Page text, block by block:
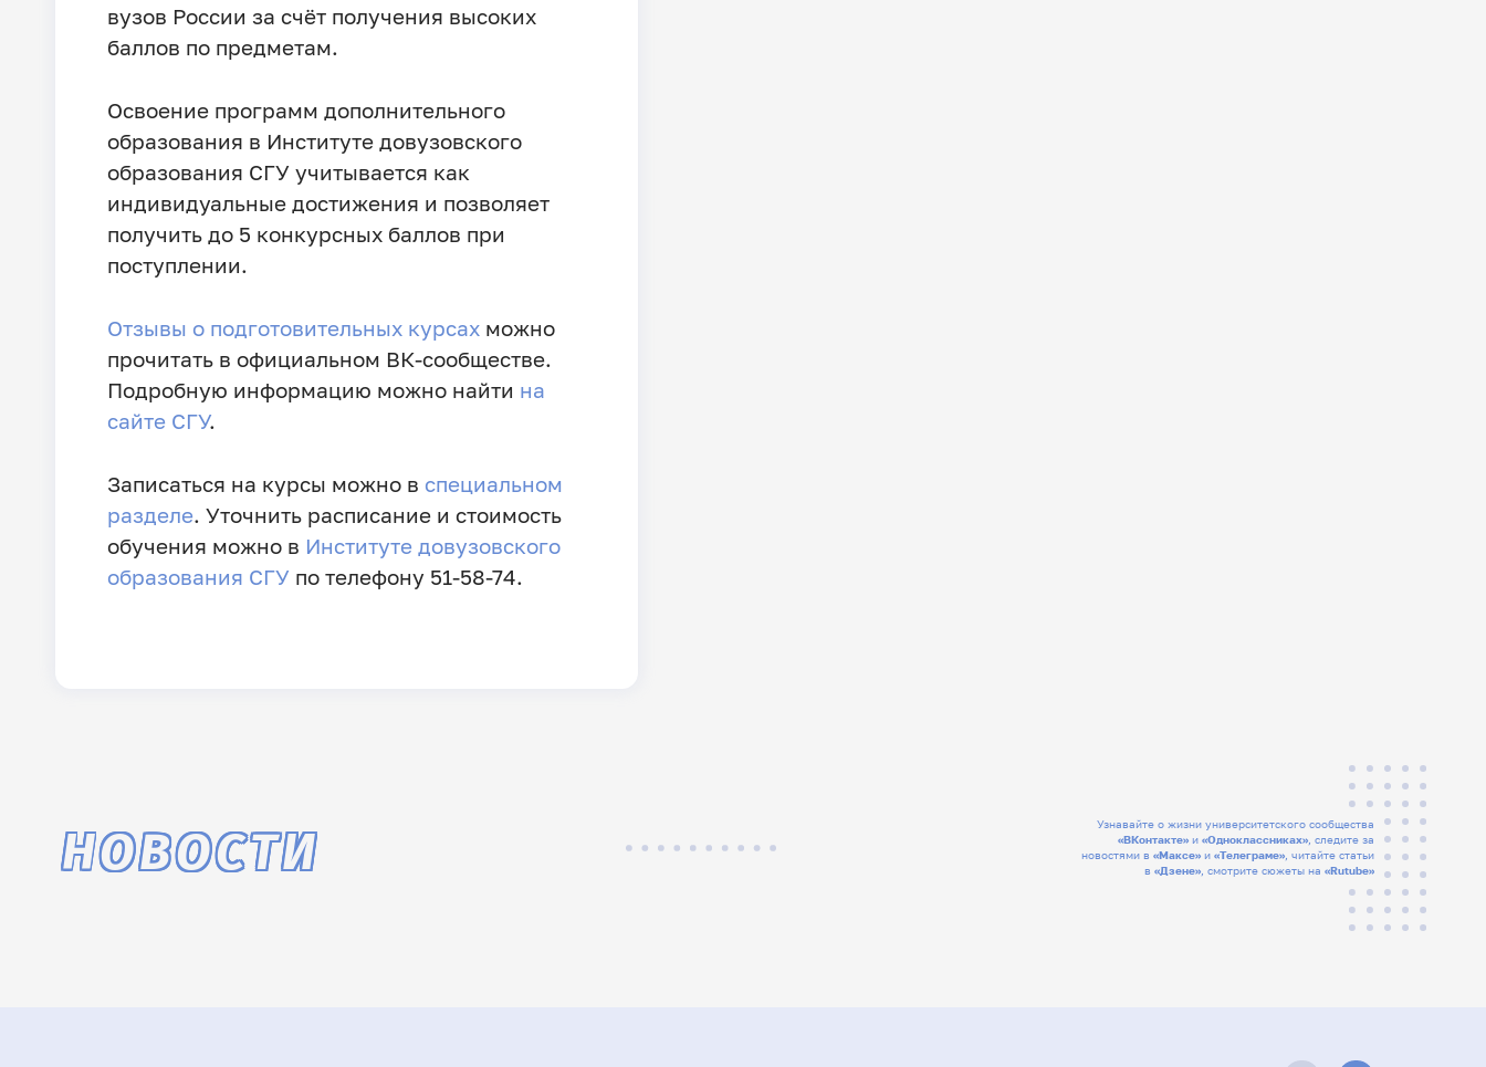
вузов России за счёт получения высоких
баллов по предметам.
Освоение программ дополнительного
образования в Институте довузовского
образования СГУ учитывается как
индивидуальные достижения и позволяет
получить до 5 конкурсных баллов при
поступлении.
Отзывы о подготовительных курсахможно
прочитать в официальном ВК-сообществе.
Подробную информацию можно найти на
сайте СГУ.
Записаться на курсы можно в специальном
разделе. Уточнить расписание и стоимость
обучения можно в Институте довузовского
образования СГУ по телефону 51-58-74.
Узнавайте о жизни университетского сообщества
«ВКонтакте» и«Одноклассниках», следите за
новостями в«Максе» и«Телеграме», читайте статьи
в«Дзене», смотрите сюжеты на«Rutube»
НОВОСТИ